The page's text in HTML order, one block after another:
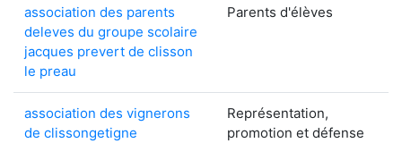
association des parents
deleves du groupe scolaire
jacques prevert de clisson
le preau
Parents d'élèves
association des vignerons
de clissongetigne
Représentation,
promotion et défense